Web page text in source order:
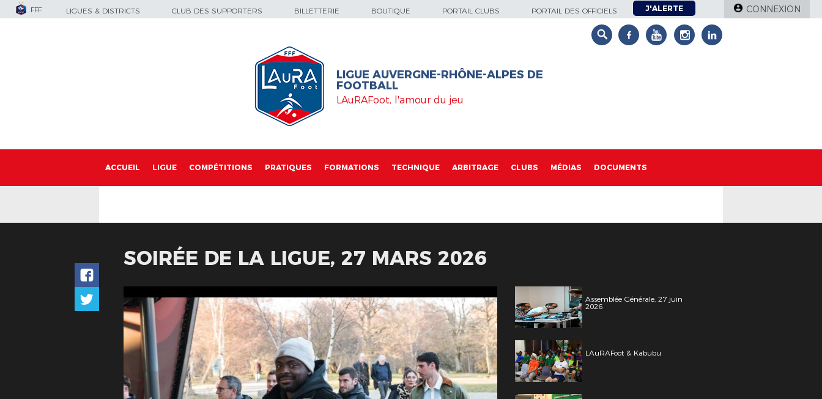
FFF LIGUES & DISTRICTS CLUB DES SUPPORTERS BILLETTERIE BOUTIQUE PORTAIL CLUBS PORTAIL DES OFFICIELS J'ALERTE CONNEXION
LIGUE AUVERGNE-RHÔNE-ALPES DE
FOOTBALL
LAuRAFoot, l'amour du jeu
ACCUEIL LIGUE COMPÉTITIONS PRATIQUES FORMATIONS TECHNIQUE ARBITRAGE CLUBS MÉDIAS DOCUMENTS
SOIRÉE DE LA LIGUE, 27 MARS 2026
Assemblée Générale, 27 juin
2026
LAuRAFoot & Kabubu